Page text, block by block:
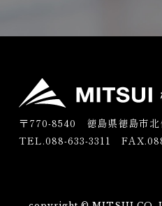
〒770-8540 徳島県徳島市北
TEL.088-633-3311